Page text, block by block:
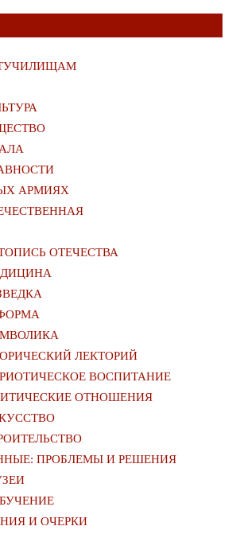
АРМИЯХ
ОТЕЧЕСТВА
ЛЕКТОРИЙ
ВОСПИТАНИЕ
ОТНОШЕНИЯ
ПРОБЛЕМЫ И РЕШЕНИЯ
И ОЧЕРКИ